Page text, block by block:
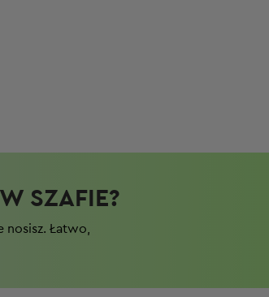
SZAFIE?​
Łatwo,